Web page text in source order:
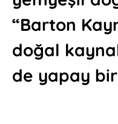
“Barton
doğal
de yapay bir